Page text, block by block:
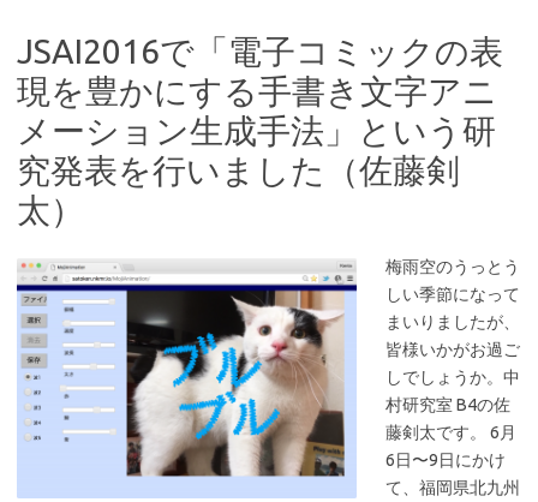
JSAI2016で「電子コミックの表
現を豊かにする手書き文字アニ
メーション生成手法」という研
究発表を行いました（佐藤剣
太）
梅雨空のうっとう
しい季節になって
まいりましたが、
皆様いかがお過ご
しでしょうか。中
村研究室 B4の佐
藤剣太です。 6月
6日〜9日にかけ
て、福岡県北九州